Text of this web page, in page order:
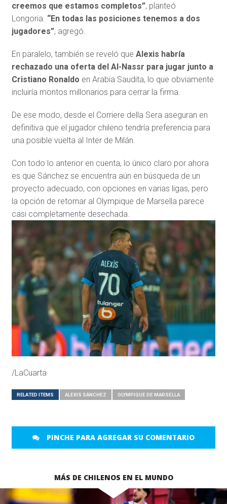
creemos que estamos completos”, planteó
Longoria. “En todas las posiciones tenemos a dos
jugadores”, agregó.
En paralelo, también se reveló que Alexis habría
rechazado una oferta del Al-Nassr para jugar junto a
Cristiano Ronaldo en Arabia Saudita, lo que obviamente
incluiría montos millonarios para cerrar la firma.
De ese modo, desde el Corriere della Sera aseguran en
definitiva que el jugador chileno tendría preferencia para
una posible vuelta al Inter de Milán.
Con todo lo anterior en cuenta, lo único claro por ahora
es que Sánchez se encuentra aún en búsqueda de un
proyecto adecuado, con opciones en varias ligas, pero
la opción de retornar al Olympique de Marsella parece
casi completamente desechada.
/LaCuarta
RELATED ITEMS ALEXIS SÁNCHEZ OLYMPIQUE DE MARSELLA
PINCHE PARA AGREGAR SU COMENTARIO
MÁS DE CHILENOS EN EL MUNDO